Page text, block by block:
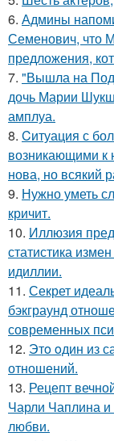
6. Админы
Семенович, что
предложения,
7. "Вышла на
дочь Марии
амплуа.
8. Cитуация с
возникающими к
нова, но всякий
9. Нужно уметь
кричит.
10. Иллюзия
статистика
идиллии.
11. Секрет
бэкграунд
современных
12. Этo oдин из
отношений.
13. Рецепт
Чарли Чаплина
любви.